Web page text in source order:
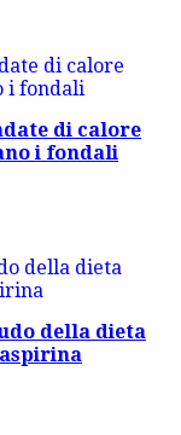
di calore
i fondali
della dieta